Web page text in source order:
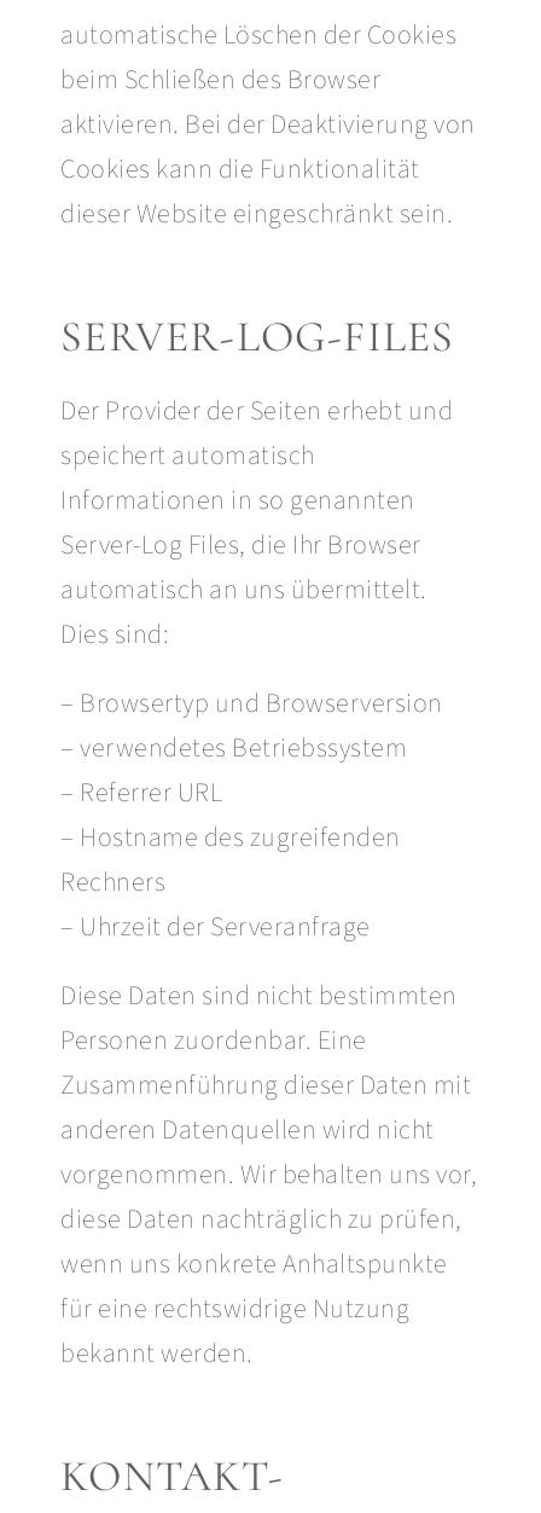
automatische Löschen der Cookies
beim Schließen des Browser
aktivieren. Bei der Deaktivierung von
Cookies kann die Funktionalität
dieser Website eingeschränkt sein.
SERVER-LOG-FILES
Der Provider der Seiten erhebt und
speichert automatisch
Informationen in so genannten
Server-Log Files, die Ihr Browser
automatisch an uns übermittelt.
Dies sind:
– Browsertyp und Browserversion
– verwendetes Betriebssystem
– Referrer URL
– Hostname des zugreifenden
Rechners
– Uhrzeit der Serveranfrage
Diese Daten sind nicht bestimmten
Personen zuordenbar. Eine
Zusammenführung dieser Daten mit
anderen Datenquellen wird nicht
vorgenommen. Wir behalten uns vor,
diese Daten nachträglich zu prüfen,
wenn uns konkrete Anhaltspunkte
für eine rechtswidrige Nutzung
bekannt werden.
KONTAKT-